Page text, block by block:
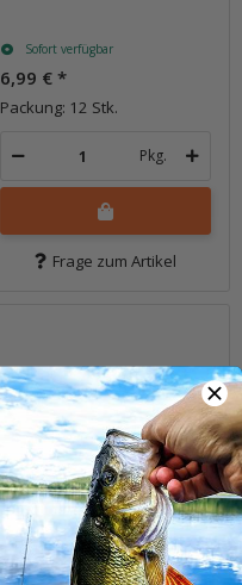
Sofort verfügbar
6,99 € *
Packung: 12 Stk.
Pkg.
Frage zum Artikel